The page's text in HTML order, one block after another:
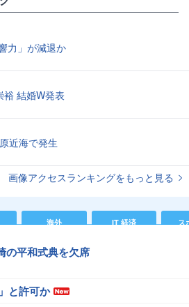
力」が減退か
裕 結婚W発表
近海で発生
画像アクセスランキングをもっと見る
海外 IT 経済 ス
の平和式典を欠席
と許可か